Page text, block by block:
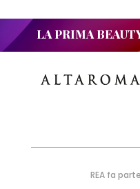
LA PRIMA
REA fa